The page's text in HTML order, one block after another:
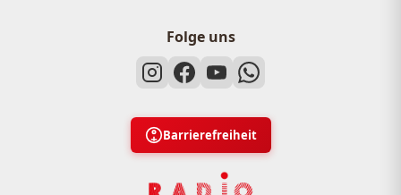
Folge uns
Barrierefreiheit